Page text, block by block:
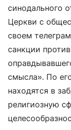
синодального
Церкви с
своем
санкции
смысла». По
находятся в
религиозную